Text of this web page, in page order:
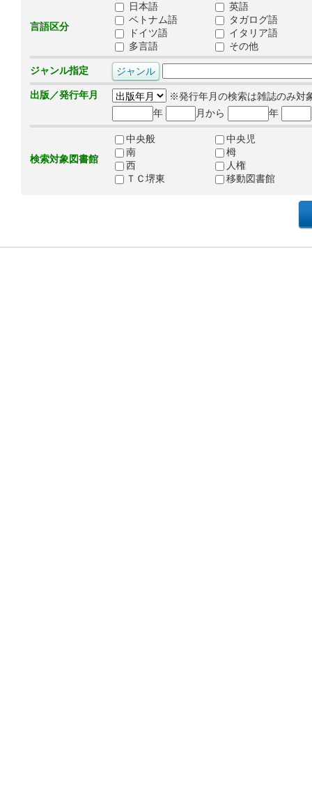
言語区分
日本語
英語
ベトナム語
タガログ語
ドイツ語
イタリア語
多言語
その他
ジャンル指定
出版／発行年月
※発行年月の検索は雑誌のみ対
年
月から 年
検索対象図書館
中央般
中央児
南
栂
西
人権
ＴＣ堺東
移動図書館